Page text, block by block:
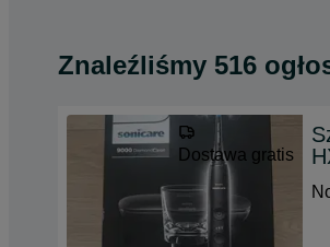
Znaleźliśmy 516
Dostawa gratis